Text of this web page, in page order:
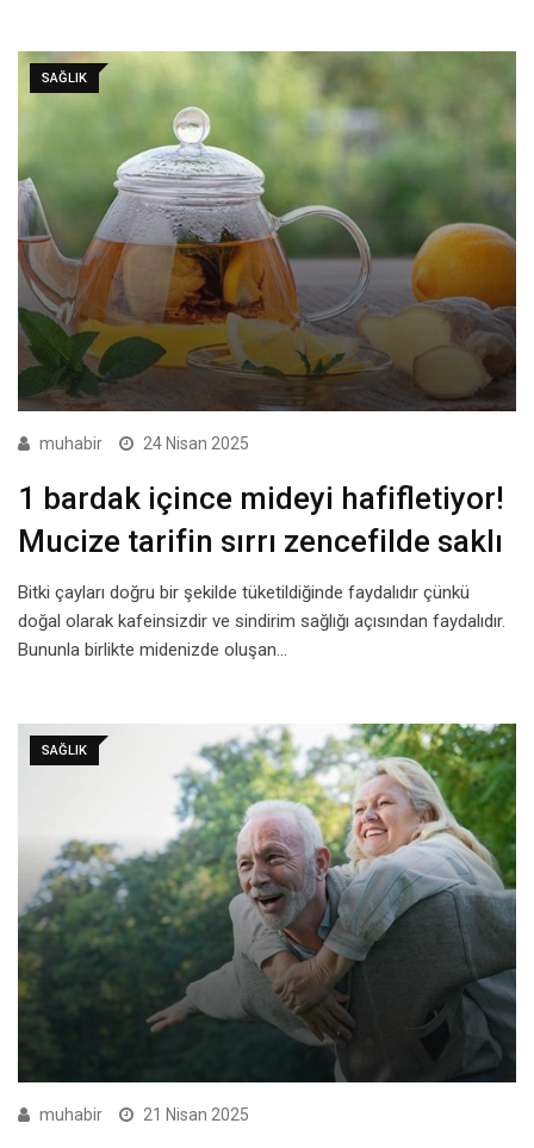
SAĞLIK
muhabir 24 Nisan 2025
1 bardak içince mideyi hafifletiyor!
Mucize tarifin sırrı zencefilde saklı
Bitki çayları doğru bir şekilde tüketildiğinde faydalıdır çünkü
doğal olarak kafeinsizdir ve sindirim sağlığı açısından faydalıdır.
Bununla birlikte midenizde oluşan…
SAĞLIK
muhabir 21 Nisan 2025